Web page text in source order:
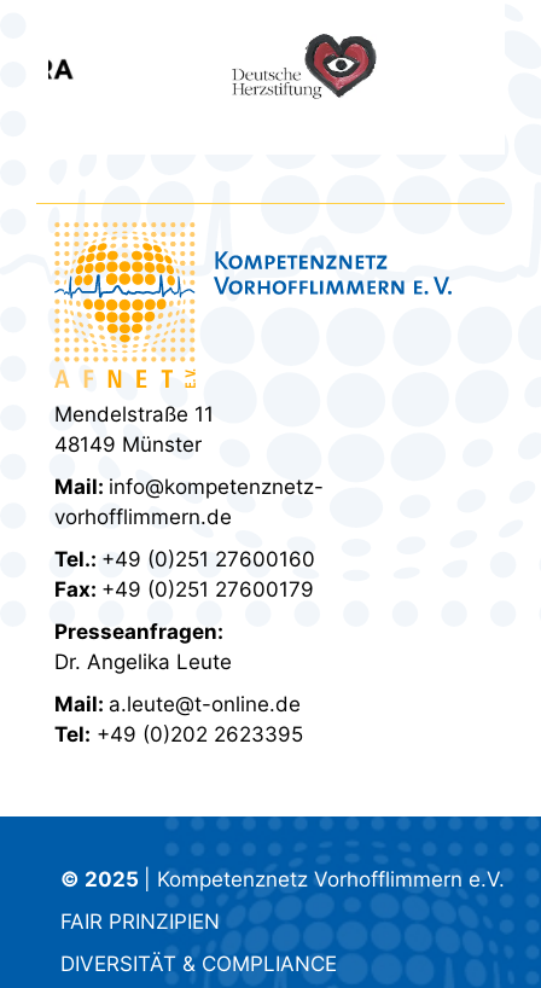
Mendelstraße 11
48149 Münster
Mail: info@kompetenznetz-
vorhofflimmern.de
Tel.: +49 (0)251 27600160
Fax: +49 (0)251 27600179
Presseanfragen:
Dr. Angelika Leute
Mail: a.leute@t-online.de
Tel: +49 (0)202 2623395
© 2025
| Kompetenznetz Vorhofflimmern e.V.
FAIR PRINZIPIEN
DIVERSITÄT & COMPLIANCE